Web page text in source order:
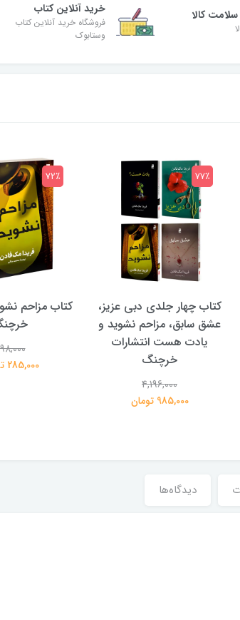
کالا خرید آنلاین کتاب
فروشگاه خرید آنلاین کتاب
وستابوک
کتاب چهار جلدی دبی عزیز،
عشق سابق، مزاحم نشوید و
یادت هست انتشارات
خرچنگ
4,196,000
985,000 تومان
77٪
کتاب مزاحم
285,000 تومان
72٪
دیدگاه‌ها